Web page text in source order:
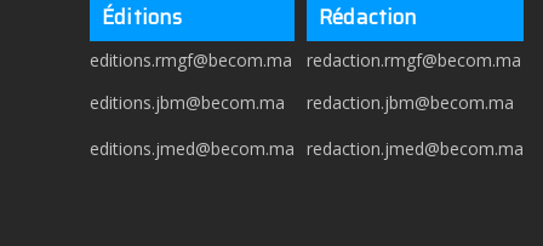
Éditions
editions.rmgf@becom.ma
editions.jbm@becom.ma
editions.jmed@becom.ma
Rédaction
redaction.rmgf@becom.ma
redaction.jbm@becom.ma
redaction.jmed@becom.ma